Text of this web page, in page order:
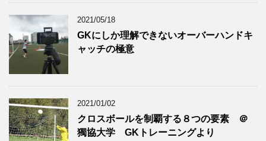
2021/05/18
GKにしか理解できないオーバーハンドキ
ャッチの極意
2021/01/02
クロスボールを制覇する８つの要素 ＠
獨協大学 GKトレーニングより